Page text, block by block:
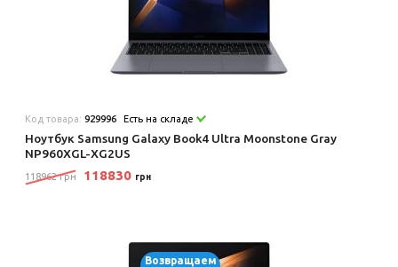
Код товара:929996 Есть на складе
Ноутбук Samsung Galaxy Book4 Ultra Moonstone Gray
NP960XGL-XG2US
118962 грн 118830 грн
Возвращаем